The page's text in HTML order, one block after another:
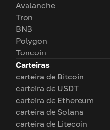
Avalanche
Tron
BNB
Polygon
Toncoin
Carteiras
carteira de Bitcoin
carteira de USDT
carteira de Ethereum
carteira de Solana
carteira de Litecoin